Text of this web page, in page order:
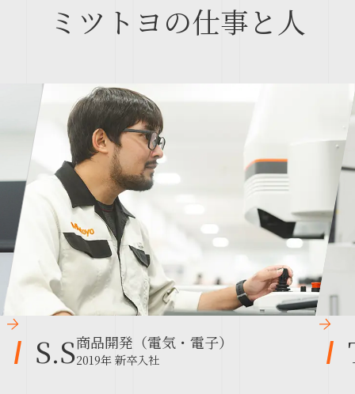
ミツトヨの仕事と人
S.S商品開発（電気・電子）
2019年 新卒入社